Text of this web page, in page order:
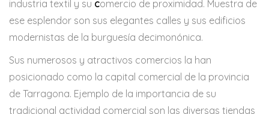
industria textil y su comercio de proximidad. Muestra de
ese esplendor son sus elegantes calles y sus edificios
modernistas de la burguesía decimonónica.
Sus numerosos y atractivos comercios la han
posicionado como la capital comercial de la provincia
de Tarragona. Ejemplo de la importancia de su
tradicional actividad comercial son las diversas tiendas